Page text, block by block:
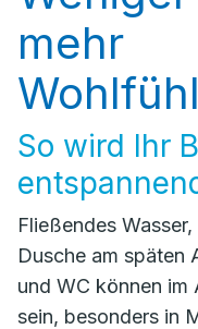
mehr
So wird Ihr
Fließendes
Dusche am späten
und WC können
sein, besonders in